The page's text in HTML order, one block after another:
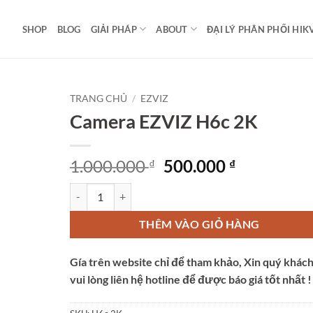
SHOP BLOG GIẢI PHÁP ABOUT ĐẠI LÝ PHÂN PHỐI
TRANG CHỦ / EZVIZ
Camera EZVIZ H6c 2K
1.000.000₫
Giá
1.000.000 ₫.
500.000 ₫Giá
là:
500.000 ₫.
THÊM VÀO GIỎ HÀNG
Gía trên website chỉ để tham khảo, Xin quý khách
vui lòng liên hệ hotline để được báo giá tốt nhất !